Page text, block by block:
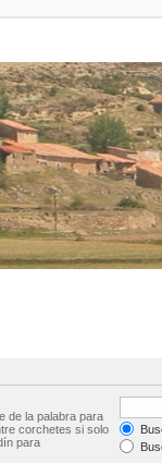
de la palabra para
corchetes si solo
para